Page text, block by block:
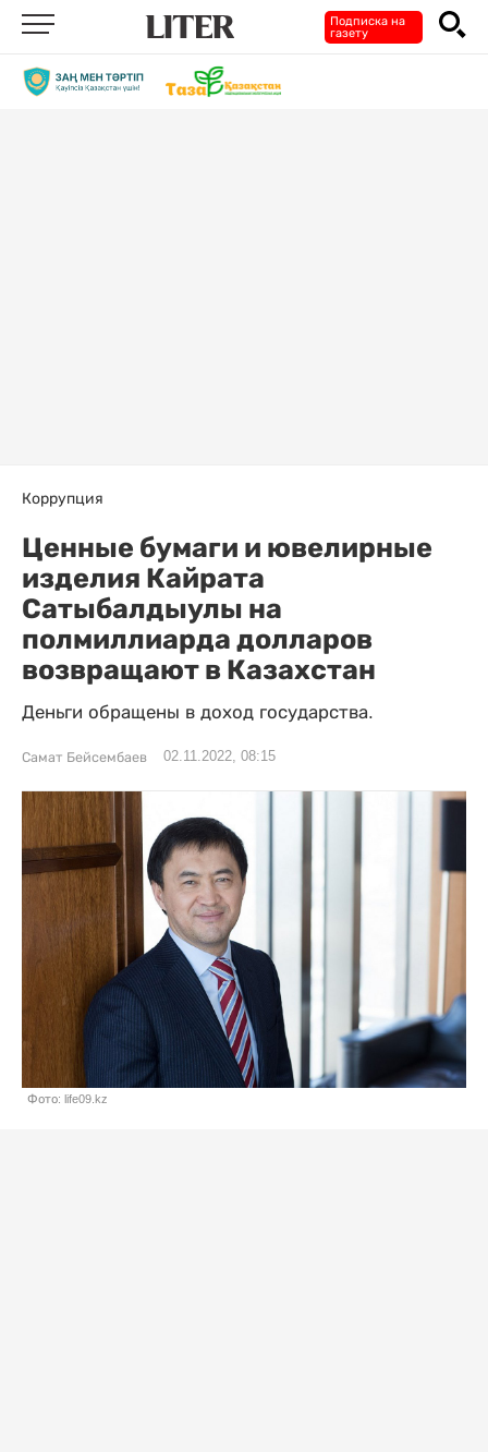
Подписка на
газету
Коррупция
Ценные бумаги и ювелирные
изделия Кайрата
Сатыбалдыулы на
полмиллиарда долларов
возвращают в Казахстан
Деньги обращены в доход государства.
Самат Бейсембаев 02.11.2022, 08:15
Фото: life09.kz